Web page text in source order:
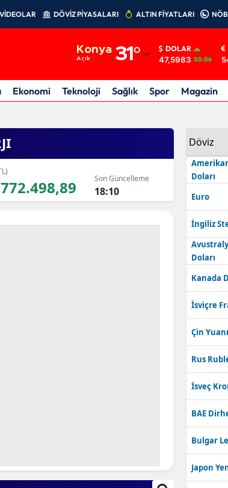
VİDEOLAR DÖVİZ PİYASALARI ALTIN FİYATLARI
Konya
Açık 31°
Adıyaman
Afyonkarahisar
Ankara
Antalya
Çorum
DOLAR
47,5983 %0.06
Ekonomi Teknoloji Sağlık Spor Magazin
Son Güncelleme
18:10
Döviz
Doları
Euro
İngiliz
Doları
Kanada
İsviçre
Çin Yuanı
Rus
İsveç
BAE
Bulgar
Japon